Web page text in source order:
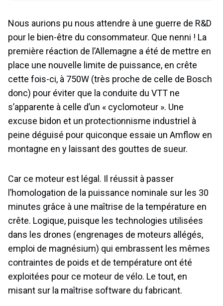
Nous aurions pu nous attendre à une guerre de R&D
pour le bien-être du consommateur. Que nenni ! La
première réaction de l’Allemagne a été de mettre en
place une nouvelle limite de puissance, en crête
cette fois-ci, à 750W (très proche de celle de Bosch
donc) pour éviter que la conduite du VTT ne
s’apparente à celle d’un « cyclomoteur ». Une
excuse bidon et un protectionnisme industriel à
peine déguisé pour quiconque essaie un Amflow en
montagne en y laissant des gouttes de sueur.
Car ce moteur est légal. Il réussit à passer
l’homologation de la puissance nominale sur les 30
minutes grâce à une maîtrise de la température en
crête. Logique, puisque les technologies utilisées
dans les drones (engrenages de moteurs allégés,
emploi de magnésium) qui embrassent les mêmes
contraintes de poids et de température ont été
exploitées pour ce moteur de vélo. Le tout, en
misant sur la maîtrise software du fabricant.